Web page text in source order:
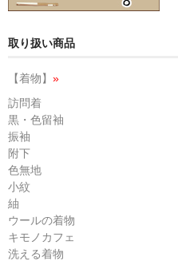
取り扱い商品
【着物】 »
訪問着
黒・色留袖
振袖
附下
色無地
小紋
紬
ウールの着物
キモノカフェ
洗える着物